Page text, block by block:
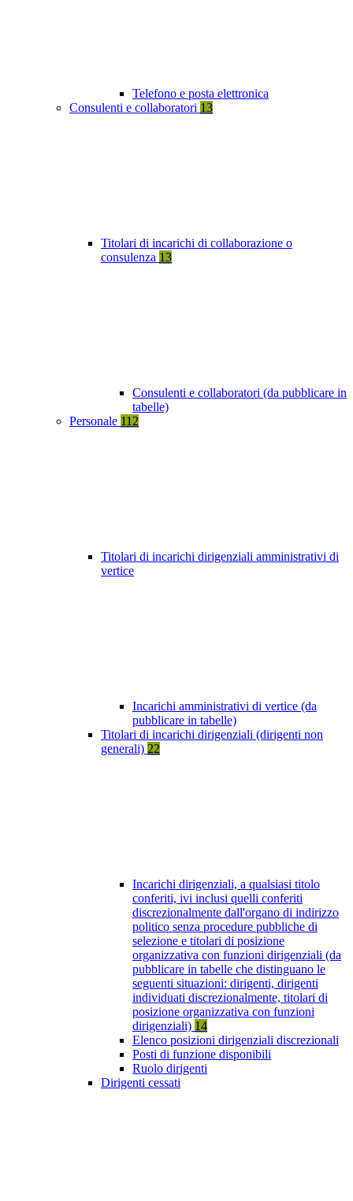
Telefono e posta elettronica
Consulenti e collaboratori 13
Titolari di incarichi di collaborazione o
consulenza 13
Consulenti e collaboratori (da pubblicare in
tabelle)
Personale 112
Titolari di incarichi dirigenziali amministrativi di
vertice
Incarichi amministrativi di vertice (da
pubblicare in tabelle)
Titolari di incarichi dirigenziali (dirigenti non
generali) 22
Incarichi dirigenziali, a qualsiasi titolo
conferiti, ivi inclusi quelli conferiti
discrezionalmente dall'organo di indirizzo
politico senza procedure pubbliche di
selezione e titolari di posizione
organizzativa con funzioni dirigenziali (da
pubblicare in tabelle che distinguano le
seguenti situazioni: dirigenti, dirigenti
individuati discrezionalmente, titolari di
posizione organizzativa con funzioni
dirigenziali) 14
Elenco posizioni dirigenziali discrezionali
Posti di funzione disponibili
Ruolo dirigenti
Dirigenti cessati